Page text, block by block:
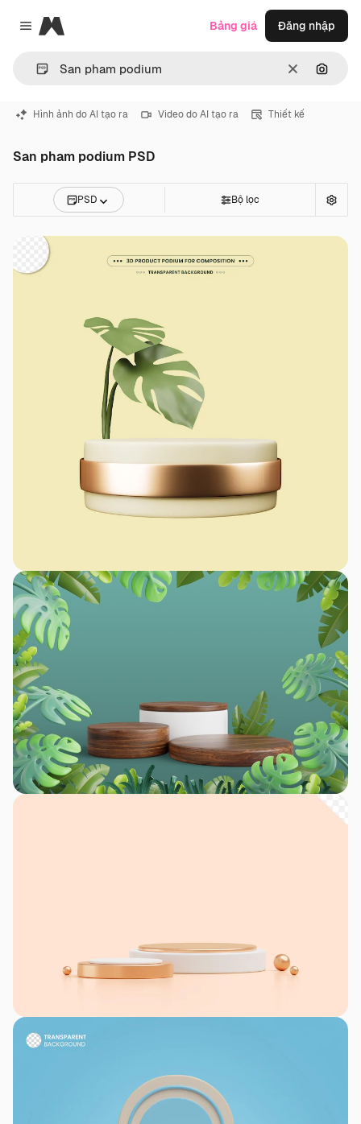
Close menu
Magnific
ThôngTìm
Bảng giá Đăng nhập
Hình ảnh do AI tạo ra Video do AI tạo ra Thiết kế
San pham podium PSD
PSD Bộ lọc